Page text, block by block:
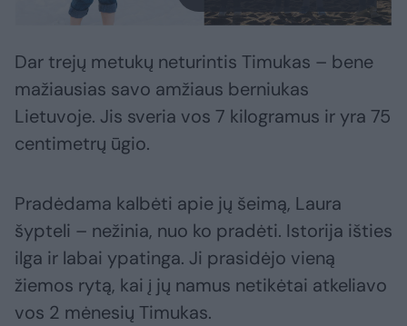
Dar trejų metukų neturintis Timukas – bene
mažiausias savo amžiaus berniukas
Lietuvoje. Jis sveria vos 7 kilogramus ir yra 75
centimetrų ūgio.
Pradėdama kalbėti apie jų šeimą, Laura
šypteli – nežinia, nuo ko pradėti. Istorija išties
ilga ir labai ypatinga. Ji prasidėjo vieną
žiemos rytą, kai į jų namus netikėtai atkeliavo
vos 2 mėnesių Timukas.